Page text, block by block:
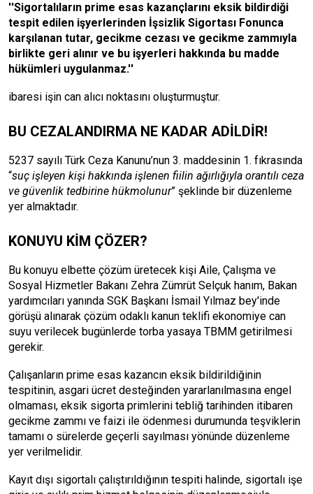
''Sigortalıların prime esas kazançlarını eksik bildirdiği
tespit edilen işyerlerinden İşsizlik Sigortası Fonunca
karşılanan tutar, gecikme cezası ve gecikme zammıyla
birlikte geri alınır ve bu işyerleri hakkında bu madde
hükümleri uygulanmaz.''
ibaresi işin can alıcı noktasını oluşturmuştur.
BU CEZALANDIRMA NE KADAR ADİLDİR!
5237 sayılı Türk Ceza Kanunu’nun 3. maddesinin 1. fıkrasında
“suç işleyen kişi hakkında işlenen fiilin ağırlığıyla orantılı ceza
ve güvenlik tedbirine hükmolunur” şeklinde bir düzenleme
yer almaktadır.
KONUYU KİM ÇÖZER?
Bu konuyu elbette çözüm üretecek kişi Aile, Çalışma ve
Sosyal Hizmetler Bakanı Zehra Zümrüt Selçuk hanım, Bakan
yardımcıları yanında SGK Başkanı İsmail Yılmaz bey'inde
görüşü alınarak çözüm odaklı kanun teklifi ekonomiye can
suyu verilecek bugünlerde torba yasaya TBMM getirilmesi
gerekir.
Çalışanların prime esas kazancın eksik bildirildiğinin
tespitinin, asgari ücret desteğinden yararlanılmasına engel
olmaması, eksik sigorta primlerini tebliğ tarihinden itibaren
gecikme zammı ve faizi ile ödenmesi durumunda teşviklerin
tamamı o sürelerde geçerli sayılması yönünde düzenleme
yer verilmelidir.
Kayıt dışı sigortalı çalıştırıldığının tespiti halinde, sigortalı işe